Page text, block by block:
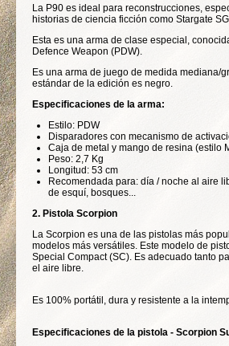
La P90 es ideal para reconstrucciones,
historias de ciencia ficción como Stargate
Esta es una arma de clase especial,
Defence Weapon (PDW).
Es una arma de juego de medida mediana/
estándar de la edición es negro.
Especificaciones de la arma:
Estilo: PDW
Disparadores con mecanismo de
Caja de metal y mango de resina (estilo
Peso: 2,7 Kg
Longitud: 53 cm
Recomendada para: día / noche al aire
de esquí, bosques...
2. Pistola Scorpion
La Scorpion es una de las pistolas más
modelos más versátiles. Este modelo de
Special Compact (SC). Es adecuado tanto
el aire libre.
Es 100% portátil, dura y resistente a la
Especificaciones de la pistola - Scorpion